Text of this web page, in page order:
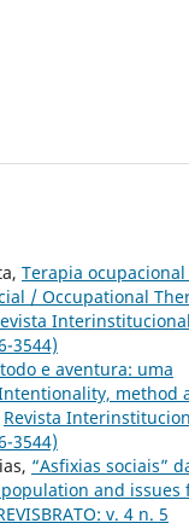
Terapia ocupacional
/ Occupational
Interinstitucional
3544)
e aventura: uma
method
Revista
3544)
“Asfixias sociais”
and issues
v. 4 n. 5